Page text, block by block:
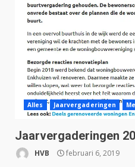
Alles Jaarvergaderingen
Jaarvergaderingen
HVB februari 6, 2019